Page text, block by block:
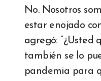
No. Nosotros
estar enojado
agregó: “¿Usted
también se lo
pandemia para